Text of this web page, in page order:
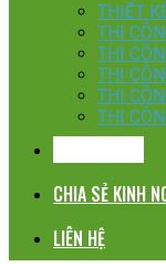
THIẾT
THI
THI
THI
THI
THI
CHIA SẺ KINH
LIÊN HỆ